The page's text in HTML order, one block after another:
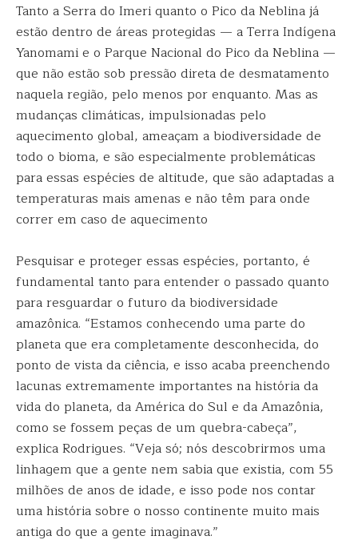
Tanto a Serra do Imeri quanto o Pico da Neblina já
estão dentro de áreas protegidas — a Terra Indígena
Yanomami e o Parque Nacional do Pico da Neblina —
que não estão sob pressão direta de desmatamento
naquela região, pelo menos por enquanto. Mas as
mudanças climáticas, impulsionadas pelo
aquecimento global, ameaçam a biodiversidade de
todo o bioma, e são especialmente problemáticas
para essas espécies de altitude, que são adaptadas a
temperaturas mais amenas e não têm para onde
correr em caso de aquecimento
Pesquisar e proteger essas espécies, portanto, é
fundamental tanto para entender o passado quanto
para resguardar o futuro da biodiversidade
amazônica. “Estamos conhecendo uma parte do
planeta que era completamente desconhecida, do
ponto de vista da ciência, e isso acaba preenchendo
lacunas extremamente importantes na história da
vida do planeta, da América do Sul e da Amazônia,
como se fossem peças de um quebra-cabeça”,
explica Rodrigues. “Veja só; nós descobrirmos uma
linhagem que a gente nem sabia que existia, com 55
milhões de anos de idade, e isso pode nos contar
uma história sobre o nosso continente muito mais
antiga do que a gente imaginava.”